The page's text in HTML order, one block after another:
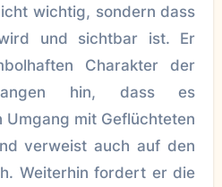
wichtig, sondern dass
und sichtbar ist. Er
Charakter der
hin, dass es
mit Geflüchteten
verweist auch auf den
Weiterhin fordert er die